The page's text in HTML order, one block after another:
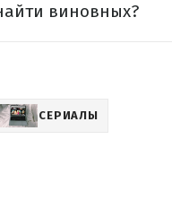
виновных?
СЕРИАЛЫ